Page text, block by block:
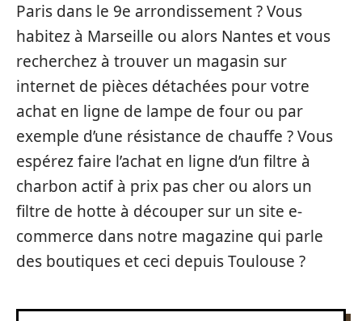
Paris dans le 9e arrondissement ? Vous
habitez à Marseille ou alors Nantes et vous
recherchez à trouver un magasin sur
internet de pièces détachées pour votre
achat en ligne de lampe de four ou par
exemple d’une résistance de chauffe ? Vous
espérez faire l’achat en ligne d’un filtre à
charbon actif à prix pas cher ou alors un
filtre de hotte à découper sur un site e-
commerce dans notre magazine qui parle
des boutiques et ceci depuis Toulouse ?